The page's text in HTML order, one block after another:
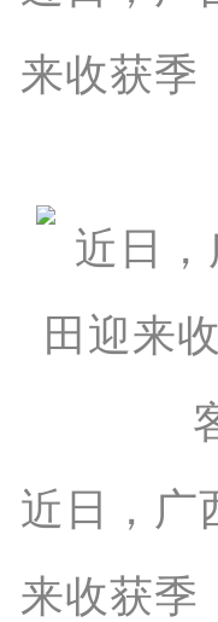
来收获季
近日，广
来收获季